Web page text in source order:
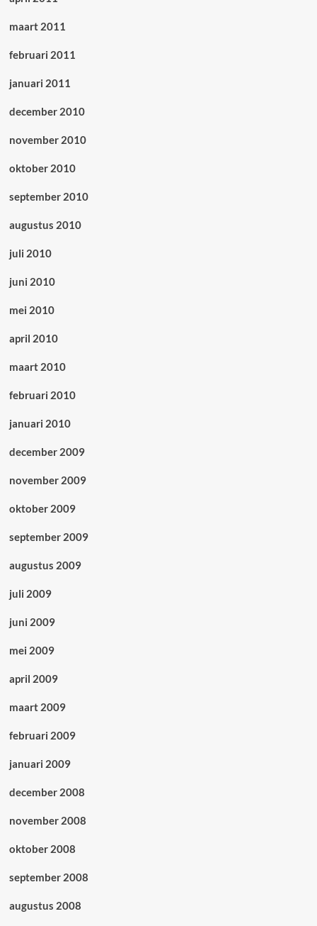
maart 2011
februari 2011
januari 2011
december 2010
november 2010
oktober 2010
september 2010
augustus 2010
juli 2010
juni 2010
mei 2010
april 2010
maart 2010
februari 2010
januari 2010
december 2009
november 2009
oktober 2009
september 2009
augustus 2009
juli 2009
juni 2009
mei 2009
april 2009
maart 2009
februari 2009
januari 2009
december 2008
november 2008
oktober 2008
september 2008
augustus 2008